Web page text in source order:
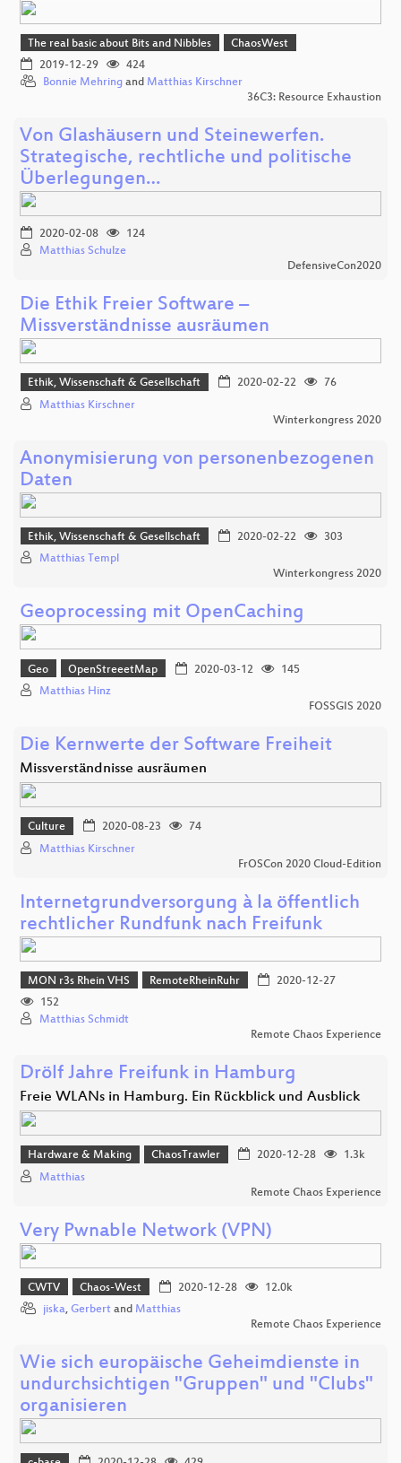
The real basic about Bits and Nibbles
ChaosWest
2019-12-29
424
Bonnie Mehring and Matthias Kirschner
36C3: Resource Exhaustion
Von Glashäusern und Steinewerfen.
Strategische, rechtliche und politische
Überlegungen…
2020-02-08
124
Matthias Schulze
DefensiveCon2020
Die Ethik Freier Software –
Missverständnisse ausräumen
Ethik, Wissenschaft & Gesellschaft 2020-02-22
76
Matthias Kirschner
Winterkongress 2020
Anonymisierung von personenbezogenen
Daten
Ethik, Wissenschaft & Gesellschaft 2020-02-22
303
Matthias Templ
Winterkongress 2020
Geoprocessing mit OpenCaching
Geo OpenStreeetMap 2020-03-12
145
Matthias Hinz
FOSSGIS 2020
Die Kernwerte der Software Freiheit
Missverständnisse ausräumen
Culture 2020-08-23
74
Matthias Kirschner
FrOSCon 2020 Cloud-Edition
Internetgrundversorgung à la öffentlich
rechtlicher Rundfunk nach Freifunk
MON r3s Rhein VHS RemoteRheinRuhr
2020-12-27
152
Matthias Schmidt
Remote Chaos Experience
Drölf Jahre Freifunk in Hamburg
Freie WLANs in Hamburg. Ein Rückblick und Ausblick
Hardware & Making ChaosTrawler 2020-12-28
1.3k
Matthias
Remote Chaos Experience
Very Pwnable Network (VPN)
CWTV Chaos-West 2020-12-28
12.0k
jiska, Gerbert and Matthias
Remote Chaos Experience
Wie sich europäische Geheimdienste in
undurchsichtigen "Gruppen" und "Clubs"
organisieren